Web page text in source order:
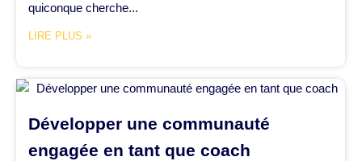
quiconque cherche...
LIRE PLUS »
Développer une communauté
engagée en tant que coach